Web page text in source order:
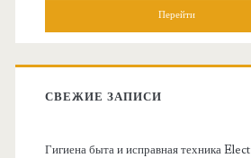
:
СВЕЖИЕ ЗАПИСИ
Гигиена быта и исправная техника